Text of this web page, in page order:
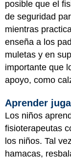
posible que el
de seguridad
mientras
enseña a los
muletas y en
importante que
apoyo, como
Aprender
Los niños
fisioterapeutas
los niños. Tal
hamacas,